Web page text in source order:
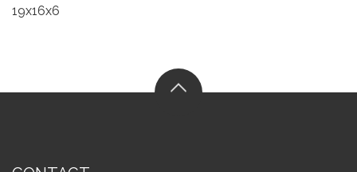
19x16x6